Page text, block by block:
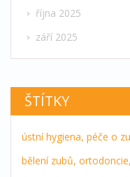
října 2025
září 2025
ŠTÍTKY
ústní hygiena, péče o
bělení zubů, ortodoncie,